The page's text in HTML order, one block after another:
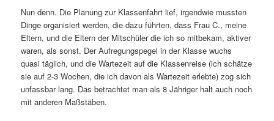
Nun denn. Die Planung zur Klassenfahrt lief, irgendwie mussten
Dinge organisiert werden, die dazu führten, dass Frau C., meine
Eltern, und die Eltern der Mitschüler die ich so mitbekam, aktiver
waren, als sonst. Der Aufregungspegel in der Klasse wuchs
quasi täglich, und die Wartezeit auf die Klassenreise (ich schätze
sie auf 2-3 Wochen, die ich davon als Wartezeit erlebte) zog sich
unfassbar lang. Das betrachtet man als 8 Jähriger halt auch noch
mit anderen Maßstäben.